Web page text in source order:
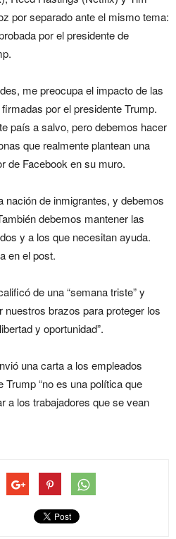
por separado ante el mismo tema:
por el presidente de
me preocupa el impacto de las
por el presidente Trump.
país a salvo, pero debemos hacer
que realmente plantean una
de Facebook en su muro.
nación de inmigrantes, y debemos
debemos mantener las
y a los que necesitan ayuda.
en el post.
de una “semana triste” y
nuestros brazos para proteger los
y oportunidad”.
una carta a los empleados
“no es una política que
a los trabajadores que se vean